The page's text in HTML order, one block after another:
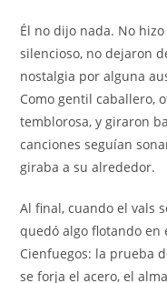
Él no dijo nada. No
silencioso, no dejaron
nostalgia por alguna
Como gentil caballero,
temblorosa, y giraron
canciones seguían
giraba a su alrededor.
Al final, cuando el vals
quedó algo flotando en
Cienfuegos: la prueba
se forja el acero, el